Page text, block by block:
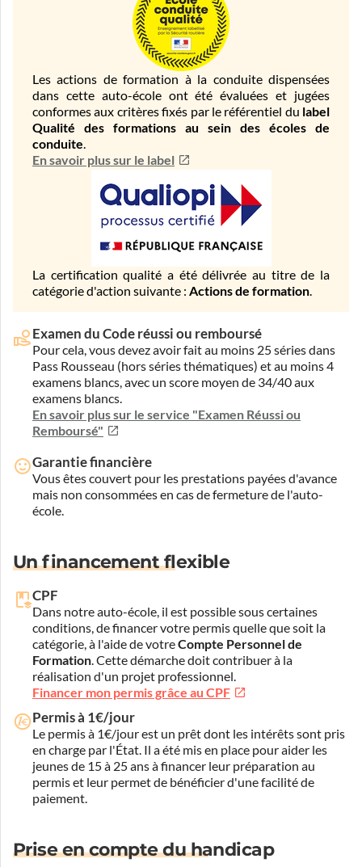
Les actions de formation à la conduite dispensées
dans cette auto-école ont été évaluées et jugées
conformes aux critères fixés par le référentiel du label
Qualité des formations au sein des écoles de
conduite.
En savoir plus sur le label
La certification qualité a été délivrée au titre de la
catégorie d'action suivante : Actions de formation.
Examen du Code réussi ou remboursé
Pour cela, vous devez avoir fait au moins 25 séries dans
Pass Rousseau (hors séries thématiques) et au moins 4
examens blancs, avec un score moyen de 34/40 aux
examens blancs.
En savoir plus sur le service "Examen Réussi ou
Remboursé"
Garantie financière
Vous êtes couvert pour les prestations payées d'avance
mais non consommées en cas de fermeture de l'auto-
école.
Un financement flexible
CPF
Dans notre auto-école, il est possible sous certaines
conditions, de financer votre permis quelle que soit la
catégorie, à l'aide de votreCompte Personnel de
Formation. Cette démarche doit contribuer à la
réalisation d'un projet professionnel.
Financer mon permis grâce au CPF
Permis à 1€/jour
Le permis à 1€/jour est un prêt dont les intérêts sont pris
en charge par l'État. Il a été mis en place pour aider les
jeunes de 15 à 25 ans à financer leur préparation au
permis et leur permet de bénéficier d'une facilité de
paiement.
Prise en compte du handicap